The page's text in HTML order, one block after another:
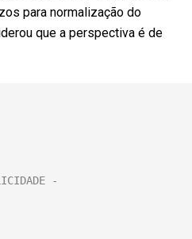
para normalização do
que a perspectiva é de